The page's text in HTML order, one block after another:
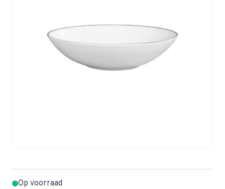
Op voorraad